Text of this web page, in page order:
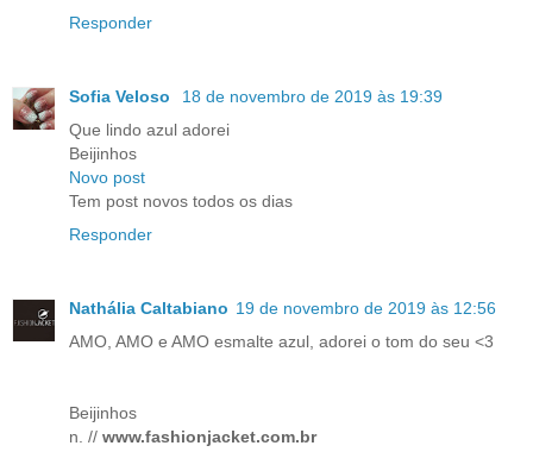
Responder
Sofia Veloso
18 de novembro de 2019 às 19:39
Que lindo azul adorei
Beijinhos
Novo post
Tem post novos todos os dias
Responder
Nathália Caltabiano 19 de novembro de 2019 às 12:56
AMO, AMO e AMO esmalte azul, adorei o tom do seu <3
Beijinhos
n. // www.fashionjacket.com.br